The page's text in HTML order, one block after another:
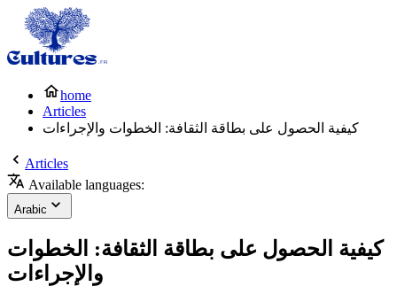
home
Articles
كيفية الحصول على بطاقة الثقافة: الخطوات والإجراءات
Articles
Available languages:
Arabic
كيفية الحصول على بطاقة الثقافة: الخطوات
والإجراءات